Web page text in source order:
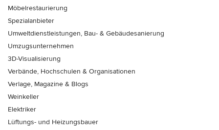
Möbelrestaurierung
Spezialanbieter
Umweltdienstleistungen, Bau- & Gebäudesanierung
Umzugsunternehmen
3D-Visualisierung
Verbände, Hochschulen & Organisationen
Verlage, Magazine & Blogs
Weinkeller
Elektriker
Lüftungs- und Heizungsbauer